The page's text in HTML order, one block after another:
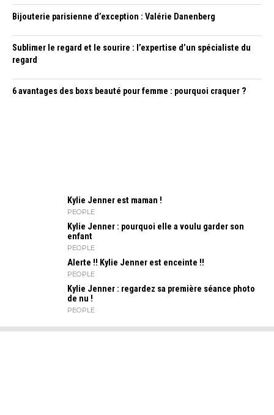
Bijouterie parisienne d’exception : Valérie Danenberg
Sublimer le regard et le sourire : l’expertise d’un spécialiste du
regard
6 avantages des boxs beauté pour femme : pourquoi craquer ?
Kylie Jenner est maman !
PEOPLE
Kylie Jenner : pourquoi elle a voulu garder son
enfant
PEOPLE
Alerte !! Kylie Jenner est enceinte !!
PEOPLE
Kylie Jenner : regardez sa première séance photo
de nu !
PEOPLE